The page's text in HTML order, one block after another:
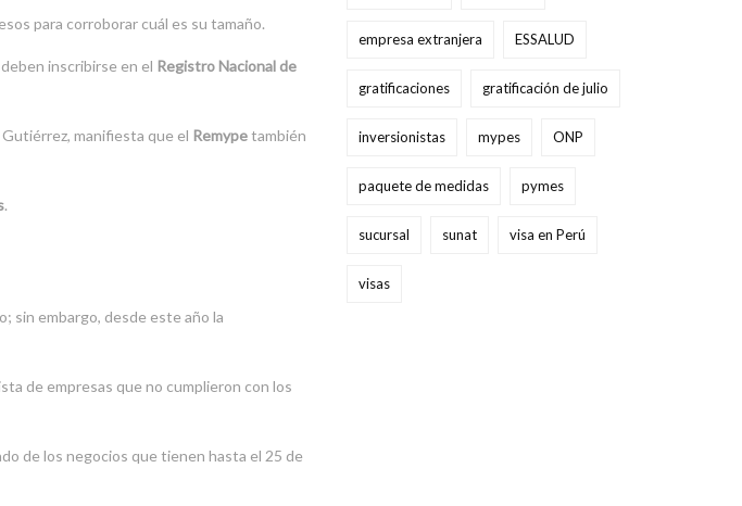
para corroborar cuál es su tamaño.
inscribirse en el Registro Nacional de
manifiesta que el Remypetambién
.
sin embargo, desde este año la
de empresas que no cumplieron con los
de los negocios que tienen hasta el 25 de
empresa extranjera ESSALUD
gratificaciones gratificación de julio
inversionistas mypes ONP
paquete de medidas pymes
sucursal sunat visa en Perú
visas